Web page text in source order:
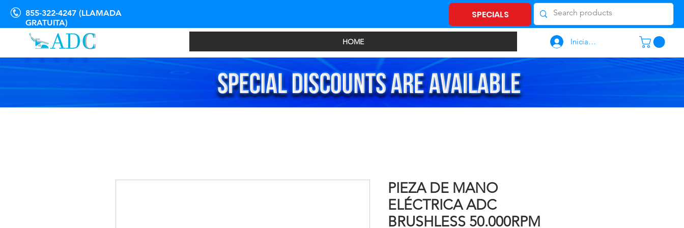
855-322-4247 (LLAMADA
GRATUITA)
Iniciar sesión
SPECIALS
HOME
PIEZA DE MANO
ELÉCTRICA ADC
BRUSHLESS 50.000RPM